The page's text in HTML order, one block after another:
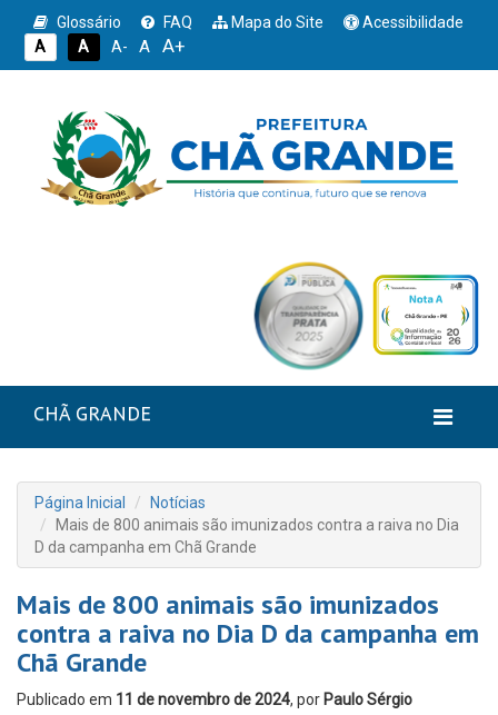
Glossário FAQ Mapa do Site
Acessibilidade
A
A A- A A+
CHÃ GRANDE
Página Inicial
Notícias
Mais de 800 animais são imunizados contra a raiva no Dia
D da campanha em Chã Grande
Mais de 800 animais são imunizados
contra a raiva no Dia D da campanha em
Chã Grande
Publicado em 11 de novembro de 2024, por Paulo Sérgio